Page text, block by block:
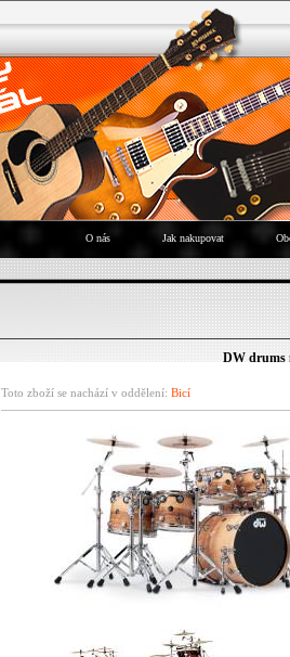
O nás Jak nakupovat
DW drums
Toto zboží se nachází v oddělení: Bicí